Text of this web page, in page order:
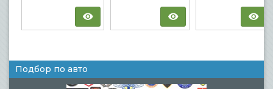
Подбор по авто